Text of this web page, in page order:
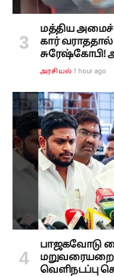
மத்திய
கார்
சுரேஷ்கோபி!
அரசியல் 1 hour ago
பாஜகவோடு
வெளிநடப்பு